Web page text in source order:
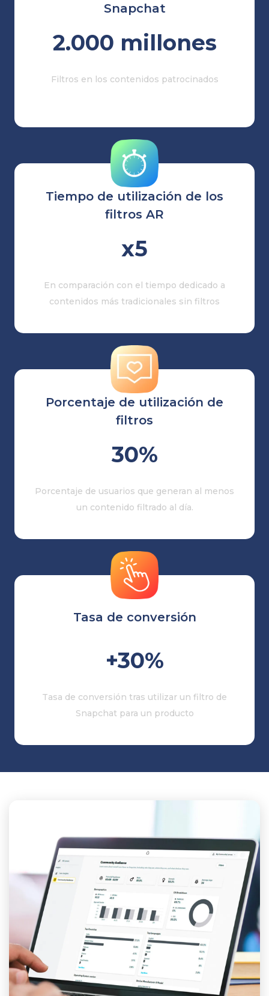
Snapchat
2.000 millones
Filtros en los contenidos patrocinados
Tiempo de utilización de los
filtros AR
x5
En comparación con el tiempo dedicado a
contenidos más tradicionales sin filtros
Porcentaje de utilización de
filtros
30%
Porcentaje de usuarios que generan al menos
un contenido filtrado al día.
Tasa de conversión
+30%
Tasa de conversión tras utilizar un filtro de
Snapchat para un producto